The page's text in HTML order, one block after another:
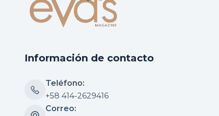
Información de contacto
Teléfono:
+58 414-2629416
Correo: